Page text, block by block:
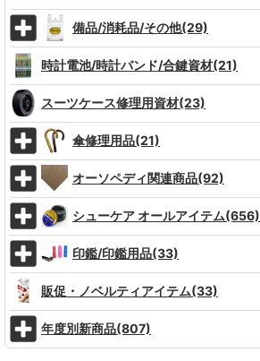
備品/消耗品/その他(29)
時計電池/時計バンド/合鍵資材(21)
スーツケース修理用資材(23)
傘修理用品(21)
オーソペディ関連商品(92)
シューケア オールアイテム(656)
印鑑/印鑑用品(33)
販促・ノベルティアイテム(33)
年度別新商品(807)